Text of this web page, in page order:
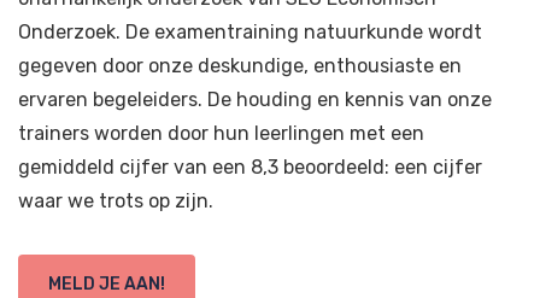
Onderzoek. De examentraining natuurkunde wordt
gegeven door onze deskundige, enthousiaste en
ervaren begeleiders. De houding en kennis van onze
trainers worden door hun leerlingen met een
gemiddeld cijfer van een 8,3 beoordeeld: een cijfer
waar we trots op zijn.
MELD JE AAN!